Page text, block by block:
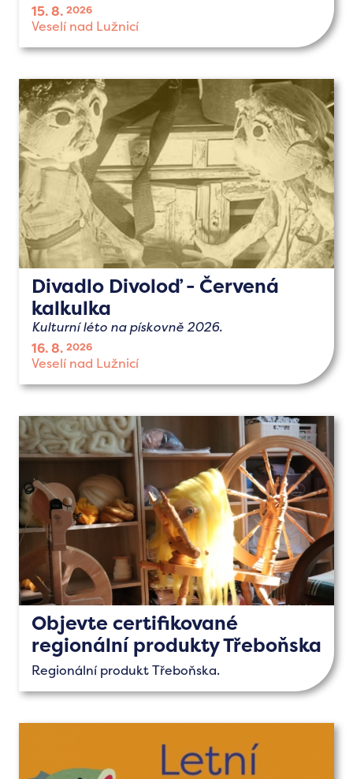
15. 8. 2026
Veselí nad Lužnicí
Divadlo Divoloď - Červená
kalkulka
Kulturní léto na pískovně 2026.
16. 8. 2026
Veselí nad Lužnicí
Objevte certifikované
regionální produkty Třeboňska
Regionální produkt Třeboňska.